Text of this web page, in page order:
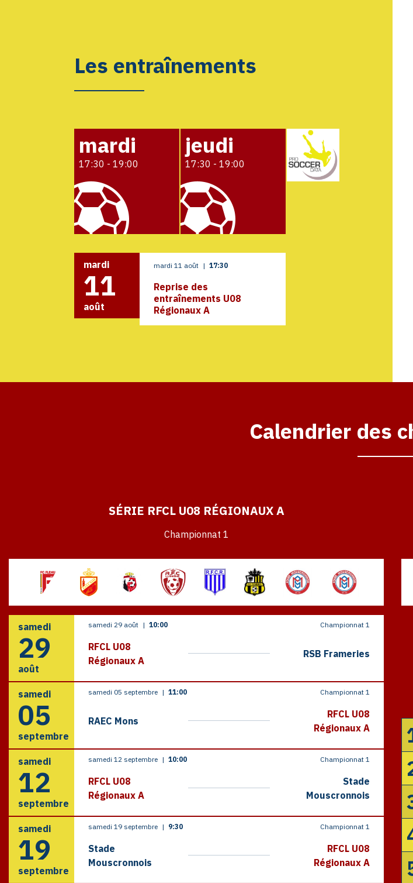
Les entraînements
mardi
17:30 - 19:00
jeudi
17:30 - 19:00
mardi
11
août
mardi 11 août | 17:30
Reprise des
entraînements U08
Régionaux A
Calendrier des
SÉRIE RFCL U08 RÉGIONAUX A
Championnat 1
samedi
29
août
samedi 29 août | 10:00 Championnat 1
RSB Frameries
RFCL U08
Régionaux A
samedi
05
septembre
samedi 05 septembre | 11:00 Championnat 1
RAEC Mons
RFCL U08
Régionaux A
samedi
12
septembre
samedi 12 septembre | 10:00 Championnat 1
Stade
Mouscronnois
RFCL U08
Régionaux A
samedi
19
septembre
samedi 19 septembre | 9:30 Championnat 1
Stade
Mouscronnois
RFCL U08
Régionaux A